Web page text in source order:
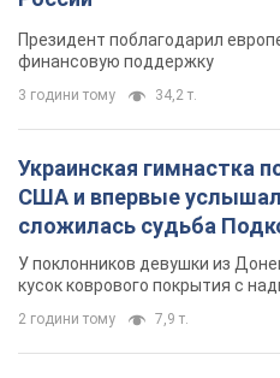
Президент поблагодарил
финансовую поддержку
3 години тому 34,2 т.
Украинская гимнастка
США и впервые
сложилась судьба
лет назад завоевала
У поклонников девушки из
кусок коврового покрытия с
2 години тому 7,9 т.